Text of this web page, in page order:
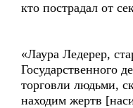
кто пострадал от
«Лаура Ледерер,
Государственного
торговли людьми,
находим жертв